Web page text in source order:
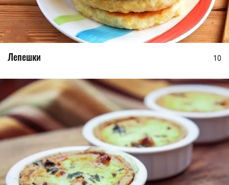
Лепешки 10